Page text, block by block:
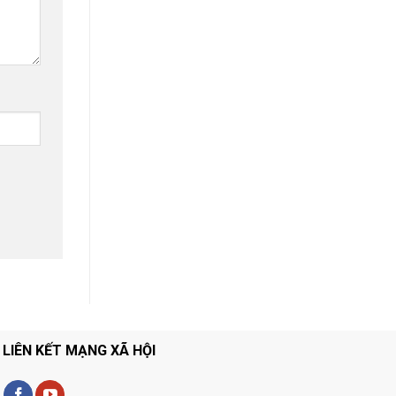
LIÊN KẾT MẠNG XÃ HỘI